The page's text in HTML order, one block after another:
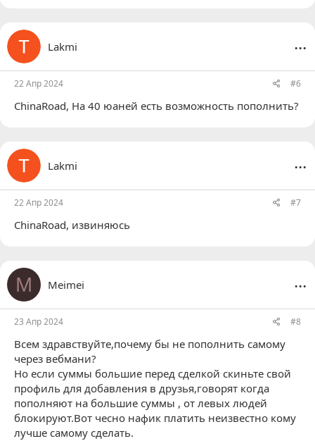
Lakmi ...
22 Апр 2024 #6
ChinaRoad, На 40 юаней есть возможность пополнить?
Lakmi ...
22 Апр 2024 #7
ChinaRoad, извиняюсь
M Meimei ...
23 Апр 2024 #8
Всем здравствуйте,почему бы не пополнить самому
через вебмани?
Но если суммы большие перед сделкой скиньте свой
профиль для добавления в друзья,говорят когда
пополняют на большие суммы , от левых людей
блокируют.Вот чесно нафик платить неизвестно кому
лучше самому сделать.